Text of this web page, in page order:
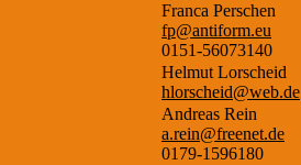
Franca Perschen
fp@antiform.eu
0151-56073140
Helmut Lorscheid
hlorscheid@web.de
Andreas Rein
a.rein@freenet.de
0179-1596180